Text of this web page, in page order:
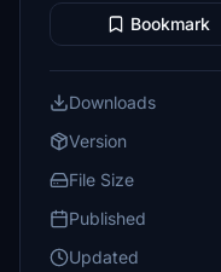
Bookmark
Downloads
Version
File Size
Published
Updated